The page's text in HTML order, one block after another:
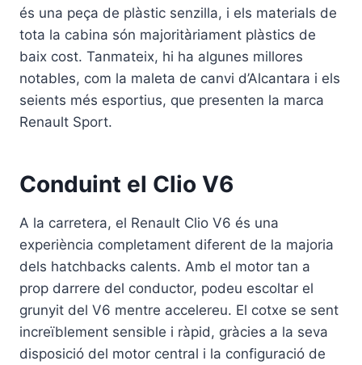
és una peça de plàstic senzilla, i els materials de
tota la cabina són majoritàriament plàstics de
baix cost. Tanmateix, hi ha algunes millores
notables, com la maleta de canvi d’Alcantara i els
seients més esportius, que presenten la marca
Renault Sport.
Conduint el Clio V6
A la carretera, el Renault Clio V6 és una
experiència completament diferent de la majoria
dels hatchbacks calents. Amb el motor tan a
prop darrere del conductor, podeu escoltar el
grunyit del V6 mentre accelereu. El cotxe se sent
increïblement sensible i ràpid, gràcies a la seva
disposició del motor central i la configuració de